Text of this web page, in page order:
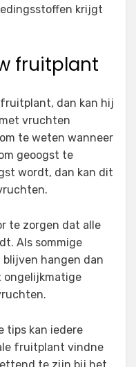
krijgt
fruitplant
dan kan hij
vruchten
te weten wanneer
geoogst te
wordt, dan kan dit
te zorgen dat alle
Als sommige
hangen dan
ongelijkmatige
tips kan iedere
fruitplant vindne